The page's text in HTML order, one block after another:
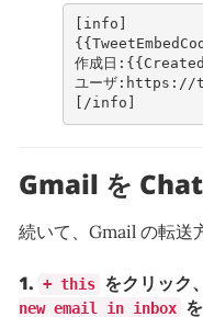
[info]
作成日
ユーザ:https://
[/info]
Gmail を
続いて、Gmail の転送
1. + this をクリック
new email in inbox